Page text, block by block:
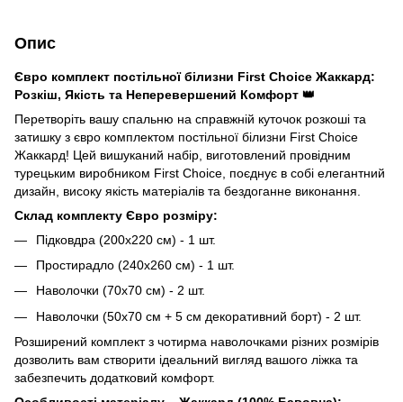
Опис
Євро комплект постільної білизни First Choice Жаккард:
Розкіш, Якість та Неперевершений Комфорт 👑
Перетворіть вашу спальню на справжній куточок розкоші та
затишку з євро комплектом постільної білизни First Choice
Жаккард! Цей вишуканий набір, виготовлений провідним
турецьким виробником First Choice, поєднує в собі елегантний
дизайн, високу якість матеріалів та бездоганне виконання.
Склад комплекту Євро розміру:
Підковдра (200х220 см) - 1 шт.
Простирадло (240х260 см) - 1 шт.
Наволочки (70х70 см) - 2 шт.
Наволочки (50х70 см + 5 см декоративний борт) - 2 шт.
Розширений комплект з чотирма наволочками різних розмірів
дозволить вам створити ідеальний вигляд вашого ліжка та
забезпечить додатковий комфорт.